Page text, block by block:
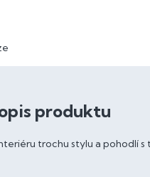
produktu
trochu stylu a pohodlí s